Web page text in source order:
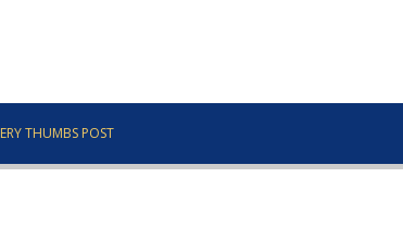
THUMBS POST